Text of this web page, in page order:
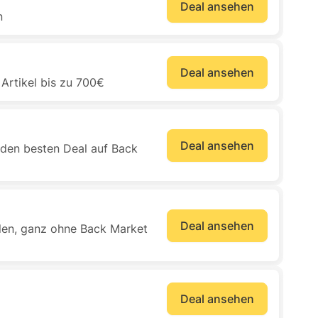
Deal ansehen
bis zu 700€
Deal ansehen
besten Deal auf Back Deal ansehen
ganz ohne Back Market Deal ansehen
Deal ansehen